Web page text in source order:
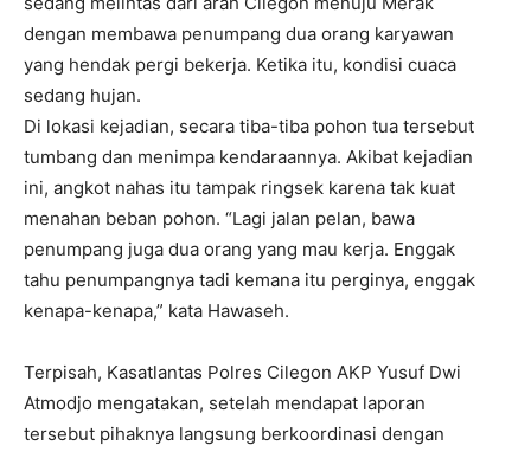
dengan membawa penumpang dua orang karyawan
yang hendak pergi bekerja. Ketika itu, kondisi cuaca
sedang hujan.
Di lokasi kejadian, secara tiba-tiba pohon tua tersebut
tumbang dan menimpa kendaraannya. Akibat kejadian
ini, angkot nahas itu tampak ringsek karena tak kuat
menahan beban pohon. “Lagi jalan pelan, bawa
penumpang juga dua orang yang mau kerja. Enggak
tahu penumpangnya tadi kemana itu perginya, enggak
kenapa-kenapa,” kata Hawaseh.
Terpisah, Kasatlantas Polres Cilegon AKP Yusuf Dwi
Atmodjo mengatakan, setelah mendapat laporan
tersebut pihaknya langsung berkoordinasi dengan